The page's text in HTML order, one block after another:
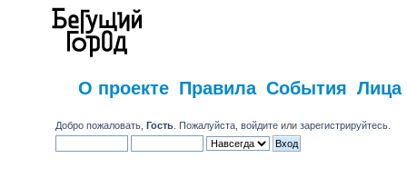
О проекте Правила События Лица
Добро пожаловать,Гость . Пожалуйста,войдите илизарегистрируйтесь